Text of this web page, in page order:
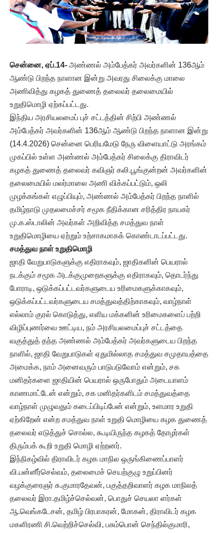
சென்னை, ஏப்.14- அண்ணல் அம்பேத்கர் அவர்களின் 136ஆம்
ஆண்டு பிறந்த நாளான இன்று அவரது சிலைக்கு மாலை
அணிவித்து கழகத் துணைத் தலைவர் தலைமையில்
உறுதிமொழி ஏற்கப்பட்டது.
இந்திய அரசியலமைப் புச் சட்டத்தின் சிற்பி அண்ணல்
அம்பேத்கர் அவர்களின் 136ஆம் ஆண்டு பிறந்த நாளான இன்று
(14.4.2026) சென்னை பெரியமேடு நேரு விளையாட்டு அரங்கம்
முகப்பில் உள்ள அண்ணல் அம்பேத்கர் சிலைக்கு திராவிடர்
கழகத் துணைத் தலைவர் கவிஞர் கலி.பூங்குன்றன் அவர்களின்
தலைமையில் மலர்மாலை அணி விக்கப்பட்டும், ஒலி
முழக்கங்கள் எழுப்பியும், அண்ணல் அம்பேத்கர் பிறந்த நாளில்
தமிழ்நாடு முதலமைச்சர் சமூக நீதிக்கான சரித்திர நாயகர்
மு.க.ஸ்டாலின் அவர்கள் அறிவித்த சமத்துவ நாள்
உறுதிமொழியை ஏற்றும் உற்சாகமாகக் கொண்டாடப்பட்டது.
சமத்துவ நாள் உறுதிமொழி
ஜாதி வேறுபாடுகளுக்கு எதிராகவும், ஜாதிகளின் பெயரால்
நடக்கும் சமூக அடக்குமுறைகளுக்கு எதிராகவும், தொடர்ந்து
போராடி, ஒடுக்கப்பட்டவர்களுடைய உரிமைகளுக்காகவும்,
ஒடுக்கப்பட்டவர்களுடைய சமத்துவத்திற்காகவும், வாழ்நாள்
எல்லாம் குரல் கொடுத்து, எளிய மக்களின் உரிமைகளைப் பற்றி
விழிப்புணர்வை ஊட்டிய, நம் அரசியலமைப்புச் சட்டத்தை
வகுத்துத் தந்த அண்ணல் அம்பேத்கர் அவர்களுடைய பிறந்த
நாளில், ஜாதி வேறுபாடுகள் ஏதுமில்லாத சமத்துவ சமுதாயத்தை
அமைக்க, நாம் அனைவரும் பாடுபடுவோம் என்றும், சக
மனிதர்களை ஜாதியின் பெயரால் ஒருபோதும் அடையாளம்
காணமாட்டேன் என்றும், சக மனிதர்களிடம் சமத்துவத்தை
வாழ்நாள் முழுவதும் கடைப்பிடிப்பேன் என்றும், உளமார உறுதி
ஏற்கிறேன் என்ற சமத்துவ நாள் உறுதி மொழியை கழக துணைத்
தலைவர் எடுத்துச் சொல்ல, கூடியிருந்த கழகத் தோழர்கள்
திரும்பக் கூறி உறுதி மொழி ஏற்றனர்.
இந்நிகழ்வில் திராவிடர் கழக மாநில ஒருங்கிணைப்பாளர்
வி.பன்னீர்செல்வம், தலைமைச் செயற்குழு உறுப்பினர்
வழக்குரைஞர் சு.குமாரதேவன், பகுத்தறிவாளர் கழக மாநிலத்
தலைவர் இரா.தமிழ்ச்செல்வன், பொதுச் செயலா ளர்கள்
ஆ.வெங்கடேசன், தமிழ் பிரபாகரன், மோகன், திராவிடர் கழக
மகளிரணி சி.வெற்றிச்செல்வி, பசும்பொன் செந்தில்குமாரி,